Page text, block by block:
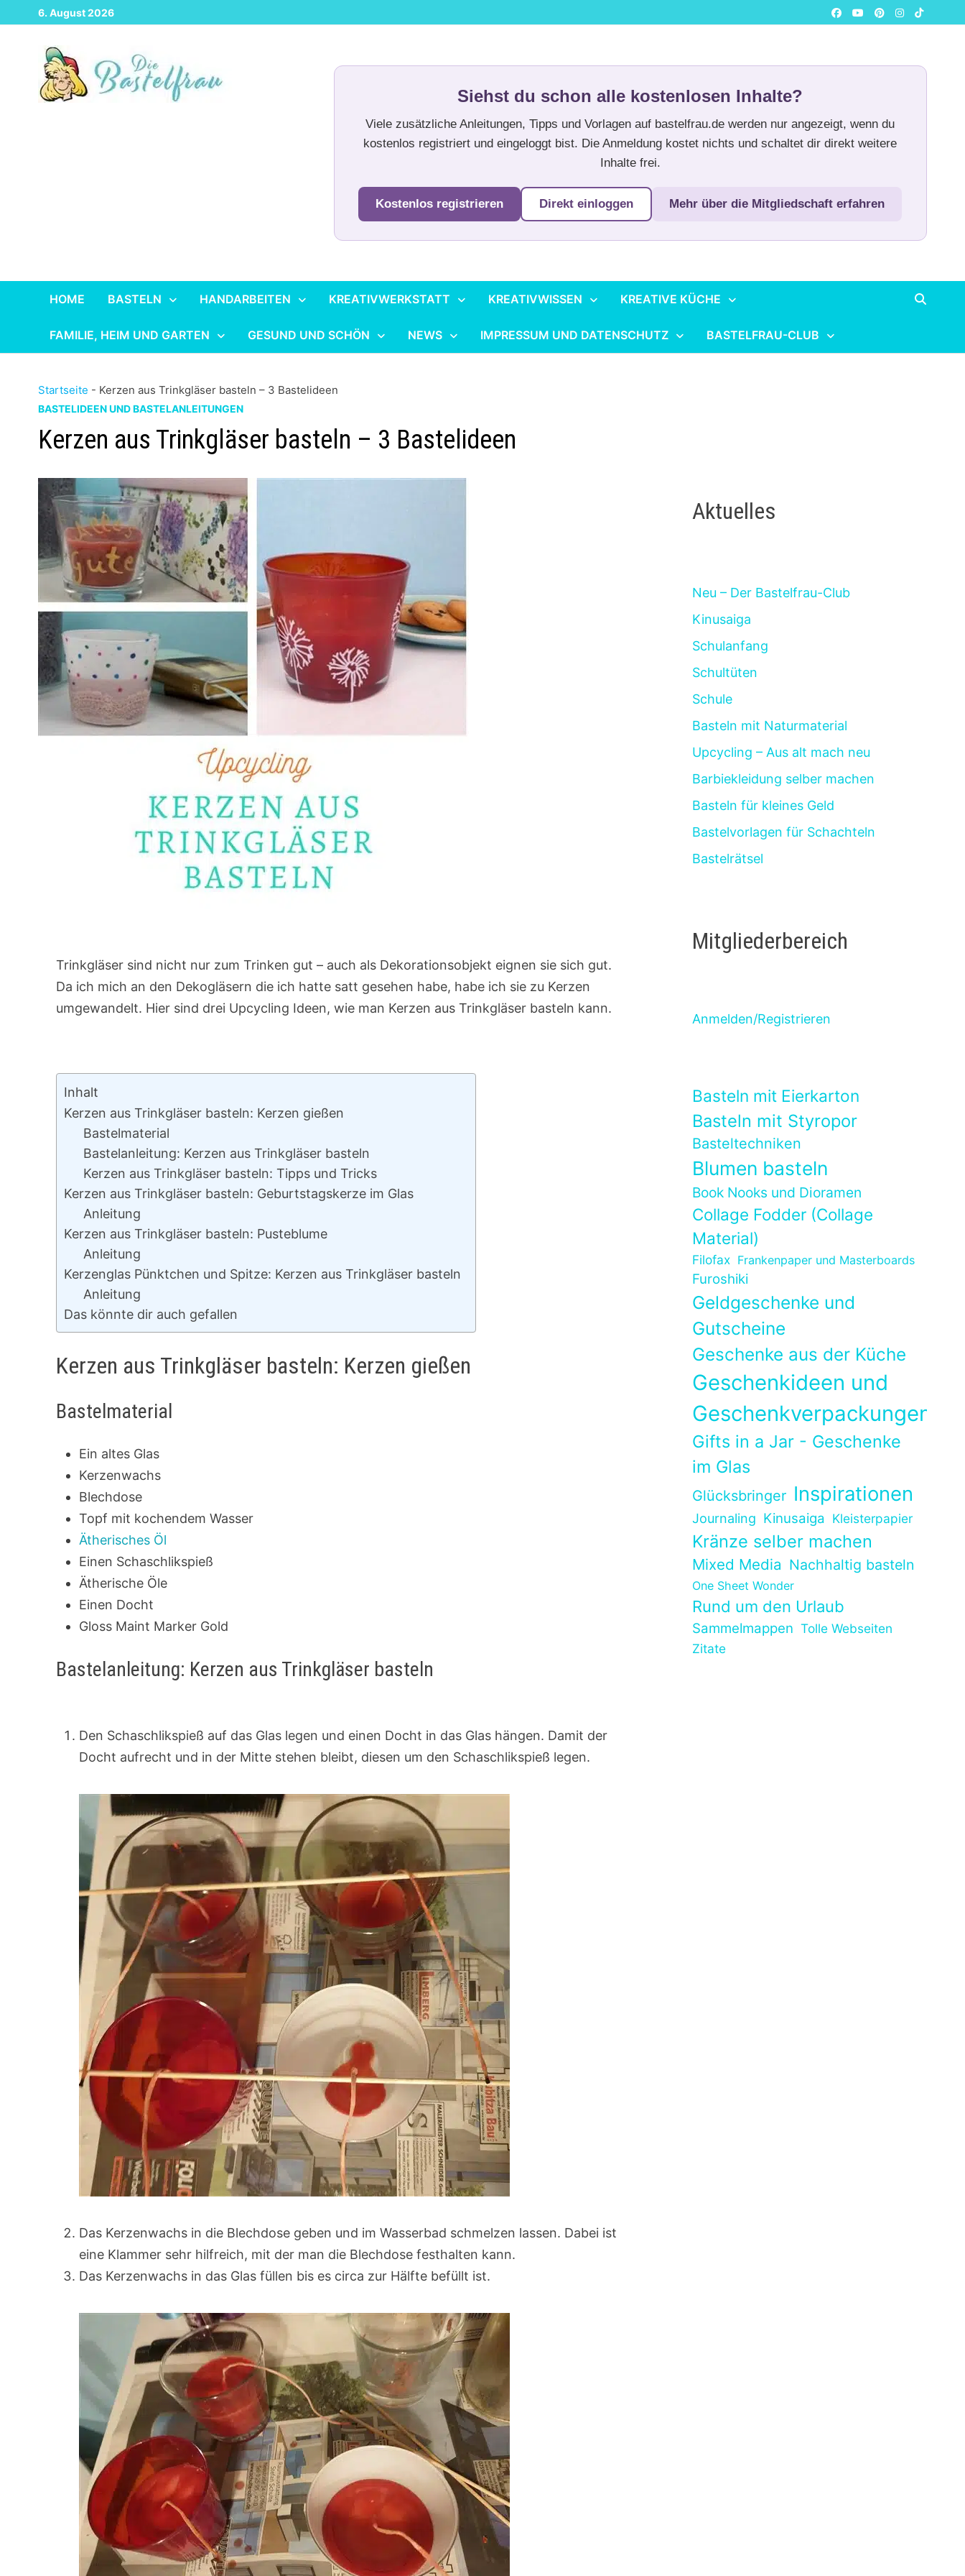
Zurück
zum
6. August 2026
Siehst du schon alle kostenlosen Inhalte?
Viele zusätzliche Anleitungen, Tipps und Vorlagen auf bastelfrau.de werden nur angezeigt, wenn du
kostenlos registriert und eingeloggt bist. Die Anmeldung kostet nichts und schaltet dir direkt weitere
Inhalte frei.
Kostenlos registrieren Direkt einloggen Mehr über die Mitgliedschaft erfahren
HOME BASTELN HANDARBEITEN KREATIVWERKSTATT KREATIVWISSEN KREATIVE KÜCHE
FAMILIE, HEIM UND GARTEN GESUND UND SCHÖN NEWS IMPRESSUM UND DATENSCHUTZ BASTELFRAU-CLUB
Startseite - Kerzen aus Trinkgläser basteln – 3 Bastelideen
BASTELIDEEN UND BASTELANLEITUNGEN
Kerzen aus Trinkgläser basteln – 3 Bastelideen
Trinkgläser sind nicht nur zum Trinken gut – auch als Dekorationsobjekt eignen sie sich gut.
Da ich mich an den Dekogläsern die ich hatte satt gesehen habe, habe ich sie zu Kerzen
umgewandelt. Hier sind drei Upcycling Ideen, wie man Kerzen aus Trinkgläser basteln kann.
Inhalt
Kerzen aus Trinkgläser basteln: Kerzen gießen
Bastelmaterial
Bastelanleitung: Kerzen aus Trinkgläser basteln
Kerzen aus Trinkgläser basteln: Tipps und Tricks
Kerzen aus Trinkgläser basteln: Geburtstagskerze im Glas
Anleitung
Kerzen aus Trinkgläser basteln: Pusteblume
Anleitung
Kerzenglas Pünktchen und Spitze: Kerzen aus Trinkgläser basteln
Anleitung
Das könnte dir auch gefallen
Kerzen aus Trinkgläser basteln: Kerzen gießen
Bastelmaterial
Ein altes Glas
Kerzenwachs
Blechdose
Topf mit kochendem Wasser
Ätherisches Öl
Einen Schaschlikspieß
Ätherische Öle
Einen Docht
Gloss Maint Marker Gold
Bastelanleitung: Kerzen aus Trinkgläser basteln
Den Schaschlikspieß auf das Glas legen und einen Docht in das Glas hängen. Damit der
Docht aufrecht und in der Mitte stehen bleibt, diesen um den Schaschlikspieß legen.
Das Kerzenwachs in die Blechdose geben und im Wasserbad schmelzen lassen. Dabei ist
eine Klammer sehr hilfreich, mit der man die Blechdose festhalten kann.
Das Kerzenwachs in das Glas füllen bis es circa zur Hälfte befüllt ist.
Aktuelles
Neu – Der Bastelfrau-Club
Kinusaiga
Schulanfang
Schultüten
Schule
Basteln mit Naturmaterial
Upcycling – Aus alt mach neu
Barbiekleidung selber machen
Basteln für kleines Geld
Bastelvorlagen für Schachteln
Bastelrätsel
Mitgliederbereich
Anmelden/Registrieren
Basteln mit Eierkarton
Basteln mit Styropor
Basteltechniken
Blumen basteln
Book Nooks und Dioramen
Collage Fodder (Collage
Material)
Filofax Frankenpaper und Masterboards
Furoshiki
Geldgeschenke und
Gutscheine
Geschenke aus der Küche
Geschenkideen und
Geschenkverpackungen
Gifts in a Jar - Geschenke
im Glas
Glücksbringer Inspirationen
Journaling Kinusaiga Kleisterpapier
Kränze selber machen
Mixed Media Nachhaltig basteln
One Sheet Wonder
Rund um den Urlaub
Sammelmappen Tolle Webseiten
Zitate